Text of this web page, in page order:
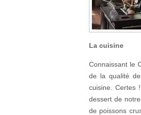
La cuisine
Connaissant le
de la qualité
cuisine. Certes
dessert de
de poissons